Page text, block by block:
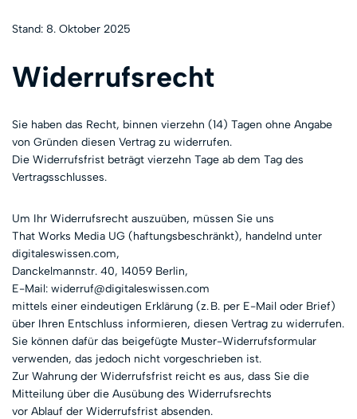
Stand: 8. Oktober 2025
Widerrufsrecht
Sie haben das Recht, binnen vierzehn (14) Tagen ohne Angabe
von Gründen diesen Vertrag zu widerrufen.
Die Widerrufsfrist beträgt vierzehn Tage ab dem Tag des
Vertragsschlusses.
Um Ihr Widerrufsrecht auszuüben, müssen Sie uns
That Works Media UG (haftungsbeschränkt), handelnd unter
digitaleswissen.com,
Danckelmannstr. 40, 14059 Berlin,
E-Mail: widerruf@digitaleswissen.com
mittels einer eindeutigen Erklärung (z. B. per E-Mail oder Brief)
über Ihren Entschluss informieren, diesen Vertrag zu widerrufen.
Sie können dafür das beigefügte Muster-Widerrufsformular
verwenden, das jedoch nicht vorgeschrieben ist.
Zur Wahrung der Widerrufsfrist reicht es aus, dass Sie die
Mitteilung über die Ausübung des Widerrufsrechts
vor Ablauf der Widerrufsfrist absenden.